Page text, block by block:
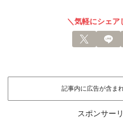
＼気軽にシェア
記事内に広告が含ま
スポンサー